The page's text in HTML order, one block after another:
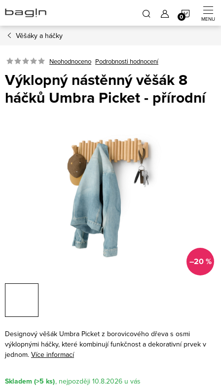
na
obsah
Věšáky a háčky
Neohodnoceno Podrobnosti hodnocení
Výklopný nástěnný věšák 8
háčků Umbra Picket - přírodní
–20 %
Designový věšák Umbra Picket z borovicového dřeva s osmi
výklopnými háčky, které kombinují funkčnost a dekorativní prvek v
jednom. Více informací
Skladem (>5 ks)
10.8.2026